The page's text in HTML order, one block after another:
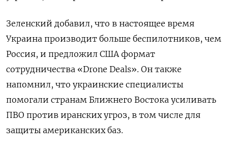
Зеленский добавил, что в настоящее время
Украина производит больше беспилотников, чем
Россия, и предложил США формат
сотрудничества «Drone Deals». Он также
напомнил, что украинские специалисты
помогали странам Ближнего Востока усиливать
ПВО против иранских угроз, в том числе для
защиты американских баз.